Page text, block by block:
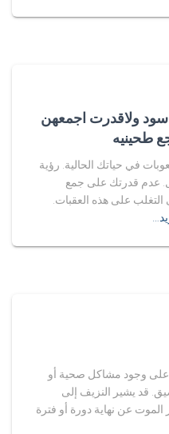
ولاقدرت اجمعهن
طحينيه
في حياتك الحالية. رؤية
عدم قدرتك على جمع
على هذه العقبات.
على وجود مشاكل صحية أو
قد يشير النزيف إلى
عن نهاية دورة أو فترة